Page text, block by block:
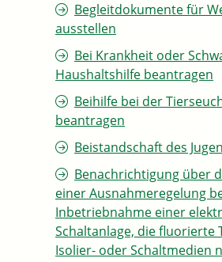
Begleitdokumente für
ausstellen
Bei Krankheit oder
Haushaltshilfe beantragen
Beihilfe bei der
beantragen
Beistandschaft des
Benachrichtigung über
einer Ausnahmeregelung
Inbetriebnahme einer
Schaltanlage, die fluorierte
Isolier- oder Schaltmedien